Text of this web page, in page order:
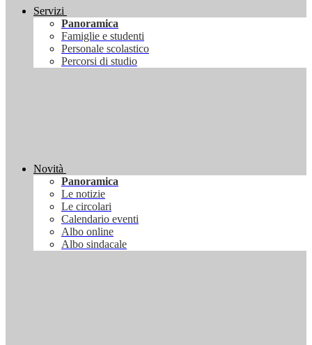
Servizi
Panoramica
Famiglie e studenti
Personale scolastico
Percorsi di studio
Novità
Panoramica
Le notizie
Le circolari
Calendario eventi
Albo online
Albo sindacale